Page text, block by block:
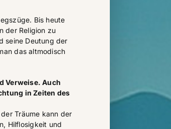
Bis heute
der Religion zu
seine Deutung der
das altmodisch
Verweise. Auch
in Zeiten des
Träume kann der
Hilflosigkeit und